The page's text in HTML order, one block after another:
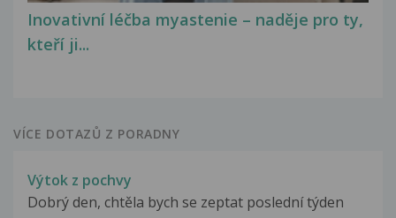
Inovativní léčba myastenie – naděje pro ty,
kteří ji...
VÍCE DOTAZŮ Z PORADNY
Výtok z pochvy
Dobrý den, chtěla bych se zeptat poslední týden